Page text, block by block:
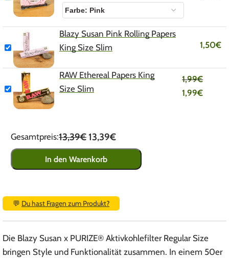
Blazy Susan Pink Rolling Papers
King Size Slim
1,50€
RAW Ethereal Papers King
Size Slim
1,99€
1,99€
Gesamtpreis:13,39€13,39€
In den Warenkorb
💬 Du hast Fragen zum Produkt?
Die Blazy Susan x PURIZE® Aktivkohlefilter Regular Size
bringen Style und Funktionalität zusammen. In einem 50er